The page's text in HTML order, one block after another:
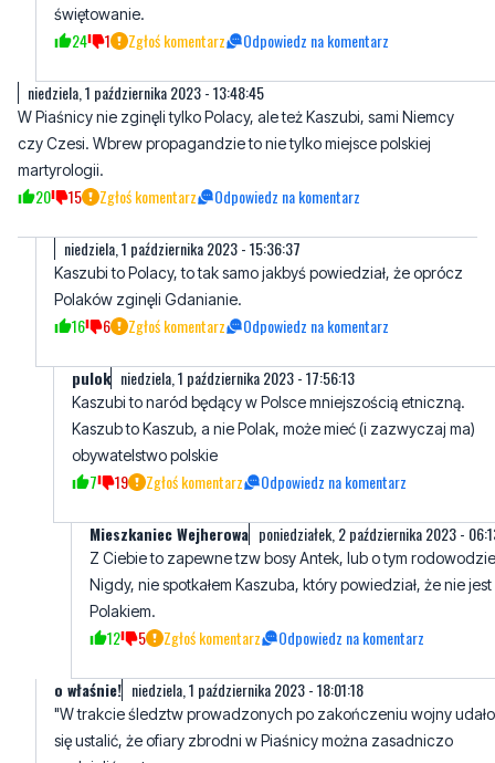
świętowanie.
24 1 Zgłoś komentarz Odpowiedz na komentarz
niedziela, 1 października 2023 - 13:48:45
W Piaśnicy nie zginęli tylko Polacy, ale też Kaszubi, sami Niemcy
czy Czesi. Wbrew propagandzie to nie tylko miejsce polskiej
martyrologii.
20 15 Zgłoś komentarz Odpowiedz na komentarz
niedziela, 1 października 2023 - 15:36:37
Kaszubi to Polacy, to tak samo jakbyś powiedział, że oprócz
Polaków zginęli Gdanianie.
16 6 Zgłoś komentarz Odpowiedz na komentarz
pulok niedziela, 1 października 2023 - 17:56:13
Kaszubi to naród będący w Polsce mniejszością etniczną.
Kaszub to Kaszub, a nie Polak, może mieć (i zazwyczaj ma)
obywatelstwo polskie
7 19 Zgłoś komentarz Odpowiedz na komentarz
Mieszkaniec Wejherowa poniedziałek, 2 października 2023 -
Z Ciebie to zapewne tzw bosy Antek, lub o tym
Nigdy, nie spotkałem Kaszuba, który powiedział, że nie jest
Polakiem.
12 5 Zgłoś komentarz Odpowiedz na komentarz
o właśnie! niedziela, 1 października 2023 - 18:01:18
"W trakcie śledztw prowadzonych po zakończeniu wojny udało
się ustalić, że ofiary zbrodni w Piaśnicy można zasadniczo